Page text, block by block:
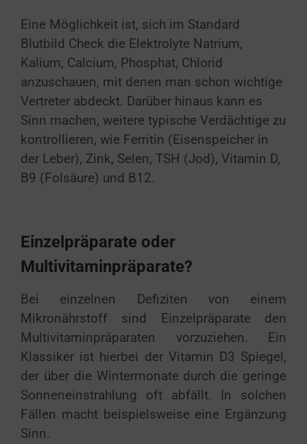
Eine Möglichkeit ist, sich im Standard
Blutbild Check die Elektrolyte Natrium,
Kalium, Calcium, Phosphat, Chlorid
anzuschauen, mit denen man schon wichtige
Vertreter abdeckt. Darüber hinaus kann es
Sinn machen, weitere typische Verdächtige zu
kontrollieren, wie Ferritin (Eisenspeicher in
der Leber), Zink, Selen, TSH (Jod), Vitamin D,
B9 (Folsäure) und B12.
Einzelpräparate oder
Multivitaminpräparate?
Bei einzelnen Defiziten von einem
Mikronährstoff sind Einzelpräparate den
Multivitaminpräparaten vorzuziehen. Ein
Klassiker ist hierbei der Vitamin D3 Spiegel,
der über die Wintermonate durch die geringe
Sonneneinstrahlung oft abfällt. In solchen
Fällen macht beispielsweise eine Ergänzung
Sinn.